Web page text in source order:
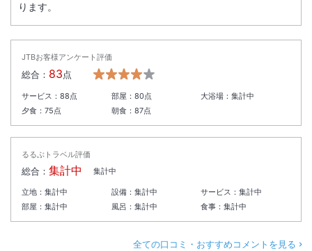
ります。
JTBお客様アンケート評価
総合： 83点
サービス： 88点 部屋： 80点 大浴場：集計中
夕食： 75点 朝食： 87点
るるぶトラベル評価
総合： 集計中 集計中
立地： 集計中 設備： 集計中 サービス：集計中
部屋： 集計中 風呂： 集計中 食事：集計中
全ての口コミ・おすすめコメントを見る